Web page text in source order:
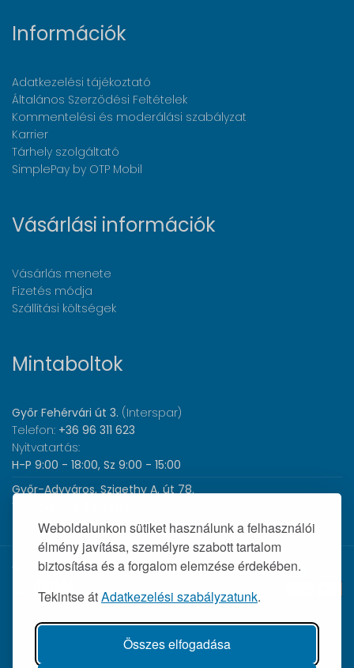
Weboldalunkon sütiket használunk a felhasználói
élmény javítása, személyre szabott tartalom
biztosítása és a forgalom elemzése érdekében.
Tekintse átAdatkezelési szabályzatunk.
Összes elfogadása
Információk
Adatkezelési tájékoztató
Általános Szerződési Feltételek
Kommentelési és moderálási szabályzat
Karrier
Tárhely szolgáltató
SimplePay by OTP Mobil
Vásárlási információk
Vásárlás menete
Fizetés módja
Szállítási költségek
Mintaboltok
Győr Fehérvári út 3. (Interspar)
Telefon: +36 96 311 623
Nyitvatartás:
H-P 9:00 - 18:00, Sz 9:00 - 15:00
Győr-Adyváros, Szigethy A. út 78.
Telefon:
Nyitvatartás:H-P 8:00 - 17:00
© 2026 Wolf Orvosi Műszer Kft. |